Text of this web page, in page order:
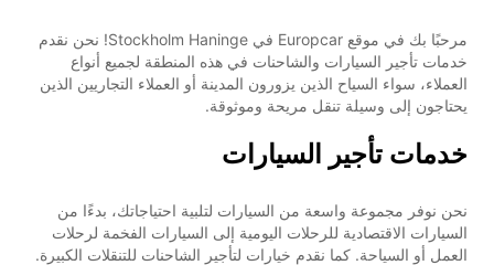
مرحبًا بك في موقع Europcar في Stockholm Haninge! نحن نقدم
خدمات تأجير السيارات والشاحنات في هذه المنطقة لجميع أنواع
العملاء، سواء السياح الذين يزورون المدينة أو العملاء التجاريين الذين
يحتاجون إلى وسيلة تنقل مريحة وموثوقة.
خدمات تأجير السيارات
نحن نوفر مجموعة واسعة من السيارات لتلبية احتياجاتك، بدءًا من
السيارات الاقتصادية للرحلات اليومية إلى السيارات الفخمة لرحلات
العمل أو السياحة. كما نقدم خيارات لتأجير الشاحنات للتنقلات الكبيرة.